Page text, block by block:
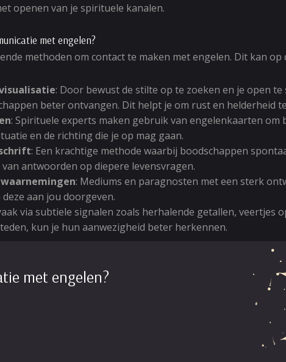
openen van je spirituele kanalen.
met engelen?
methoden om contact te maken met engelen. Dit kan op
: Door bewust de stilte op te zoeken en je open
beter ontvangen. Dit helpt je om rust en helderheid
: Spirituele experts maken gebruik van engelenkaarten
en de richting die je op mag gaan.
: Een krachtige methode waarbij boodschappen
antwoorden op diepere levensvragen.
: Mediums en paragnosten met een sterk
aan jou doorgeven.
via subtiele signalen zoals herhalende getallen, veertjes
kun je hun aanwezigheid beter herkennen.
met engelen?